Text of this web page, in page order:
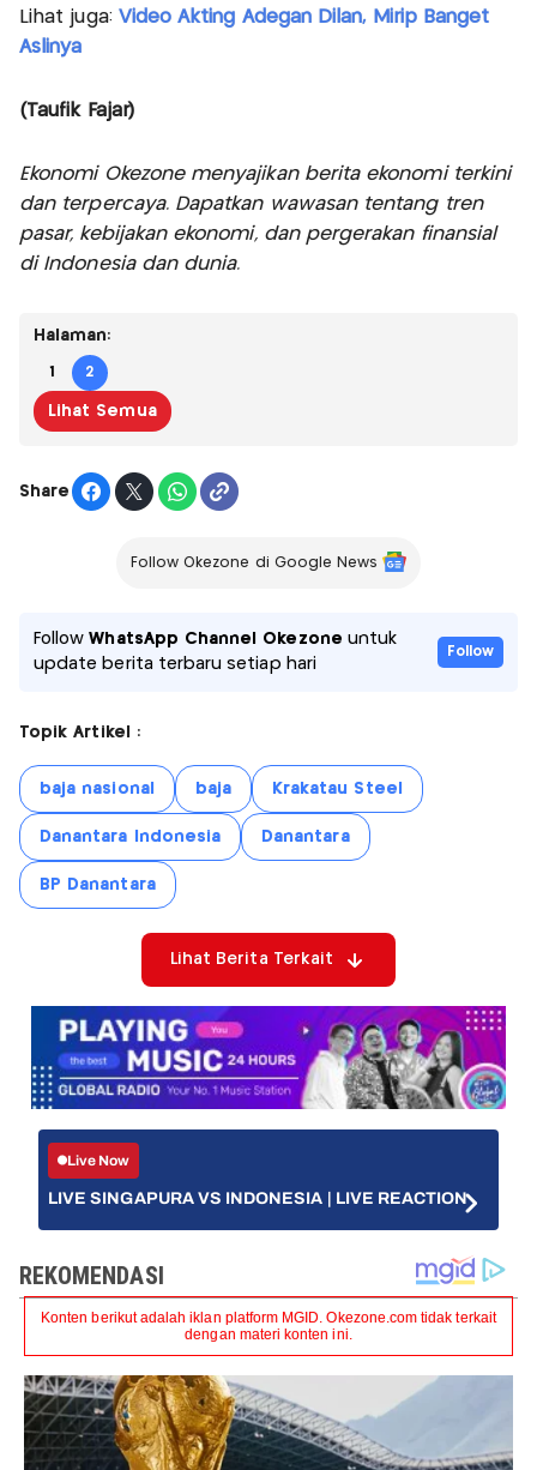
Lihat juga: Video Akting Adegan Dilan, Mirip Banget
Aslinya
(Taufik Fajar)
Ekonomi Okezone menyajikan berita ekonomi terkini
dan terpercaya. Dapatkan wawasan tentang tren
pasar, kebijakan ekonomi, dan pergerakan finansial
di Indonesia dan dunia.
Halaman:
1 2
Lihat Semua
Share
Follow Okezone di Google News
FollowWhatsApp Channel Okezone untuk
update berita terbaru setiap hari
Follow
Topik Artikel :
baja nasional baja Krakatau Steel
Danantara Indonesia Danantara
BP Danantara
Lihat Berita Terkait
Live Now
LIVE SINGAPURA VS INDONESIA | LIVE REACTION